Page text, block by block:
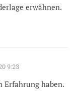
erwähnen.
9:23
Erfahrung haben.